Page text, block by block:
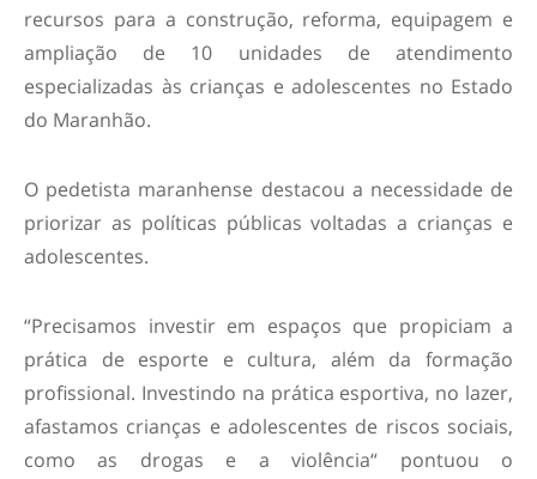
recursos para a construção, reforma, equipagem e
ampliação de 10 unidades de atendimento
especializadas às crianças e adolescentes no Estado
do Maranhão.
O pedetista maranhense destacou a necessidade de
priorizar as políticas públicas voltadas a crianças e
adolescentes.
“Precisamos investir em espaços que propiciam a
prática de esporte e cultura, além da formação
profissional. Investindo na prática esportiva, no lazer,
afastamos crianças e adolescentes de riscos sociais,
como as drogas e a violência“ pontuou o